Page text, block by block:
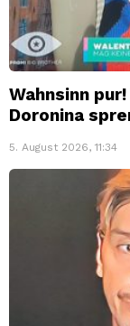
Wahnsinn
Doronina
5. August 2026, 11:34